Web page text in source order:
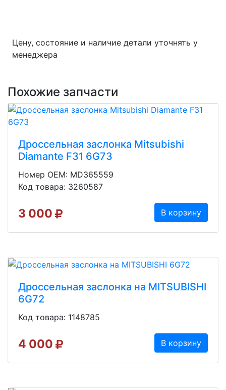
Цену, состояние и наличие детали уточнять у
менеджера
Похожие запчасти
Дроссельная заслонка Mitsubishi
Diamante F31 6G73
Номер OEM: MD365559
Код товара: 3260587
3 000 В корзину
Дроссельная заслонка на MITSUBISHI
6G72
Код товара: 1148785
4 000 В корзину